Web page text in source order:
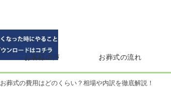
お客様の声 お葬式の流れ
お葬式の費用はどのくらい？相場や内訳を徹底解説！